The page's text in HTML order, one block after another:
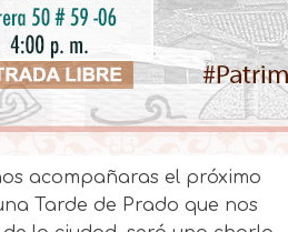
acompañaras el próximo
Tarde de Prado que nos